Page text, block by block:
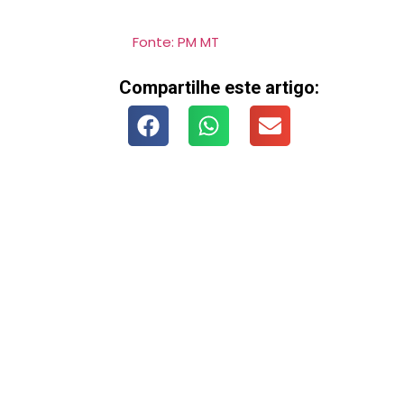
Fonte: PM MT
Compartilhe este artigo: